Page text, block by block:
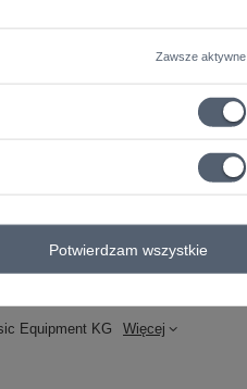
Equipment KG Więcej
Zawsze aktywne
Potwierdzam wszystkie